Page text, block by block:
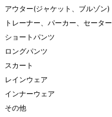
アウター(ジャケット、ブルゾン)
トレーナー、パーカー、セーター
ショートパンツ
ロングパンツ
スカート
レインウェア
インナーウェア
その他